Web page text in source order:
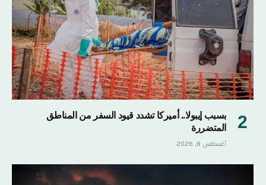
بسبب إيبولا.. أميركا تشدد قيود السفر من المناطق
المتضررة
أغسطس 8, 2026